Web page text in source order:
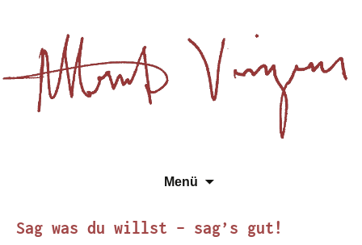
Albert Vinzens
Essays, Literarisches und
Menü
Sag was du willst – sag’s gut!